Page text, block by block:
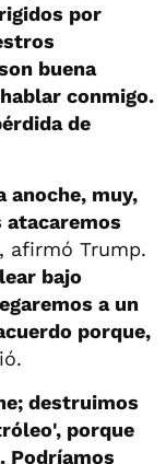
por
buena
conmigo.
de
anoche, muy,
, afirmó Trump.
bajo
a un
porque,
destruimos
porque
Podríamos